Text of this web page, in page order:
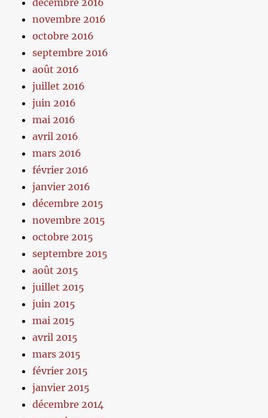
décembre 2016
novembre 2016
octobre 2016
septembre 2016
août 2016
juillet 2016
juin 2016
mai 2016
avril 2016
mars 2016
février 2016
janvier 2016
décembre 2015
novembre 2015
octobre 2015
septembre 2015
août 2015
juillet 2015
juin 2015
mai 2015
avril 2015
mars 2015
février 2015
janvier 2015
décembre 2014